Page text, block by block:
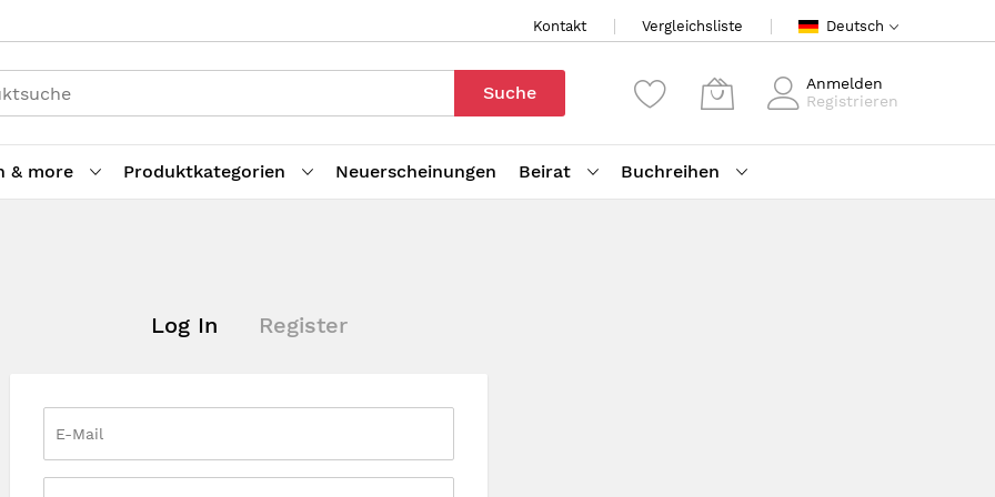
Kontakt Vergleichsliste Deutsch
Suche
Anmelden
Registrieren
& more Produktkategorien Neuerscheinungen Beirat Buchreihen
Log In Register